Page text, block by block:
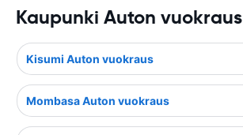
Kaupunki Auton vuokraus
Kisumi Auton vuokraus
Mombasa Auton vuokraus